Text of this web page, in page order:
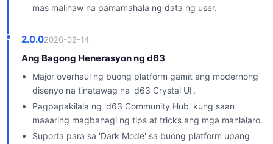
mas malinaw na pamamahala ng data ng user.
2.0.02026-02-14
Ang Bagong Henerasyon ng d63
Major overhaul ng buong platform gamit ang modernong
disenyo na tinatawag na 'd63 Crystal UI'.
Pagpapakilala ng 'd63 Community Hub' kung saan
maaaring magbahagi ng tips at tricks ang mga manlalaro.
Suporta para sa 'Dark Mode' sa buong platform upang